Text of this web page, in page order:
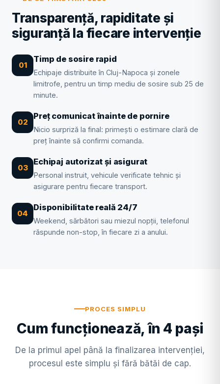
Transparență, rapiditate și
siguranță la fiecare intervenție
01
Timp de sosire rapid
Echipaje distribuite în Cluj-Napoca și zonele
limitrofe, pentru un timp mediu de sosire sub 25 de
minute.
02
Preț comunicat înainte de pornire
Nicio surpriză la final: primești o estimare clară de
preț înainte să confirmi comanda.
03
Echipaj autorizat și asigurat
Personal instruit, vehicule verificate tehnic și
asigurare pentru fiecare transport.
04
Disponibilitate reală 24/7
Weekend, sărbători sau miezul nopții, telefonul
răspunde non-stop, în fiecare zi a anului.
PROCES SIMPLU
Cum funcționează, în 4 pași
De la primul apel până la finalizarea intervenției,
procesul este simplu și fără bătăi de cap.